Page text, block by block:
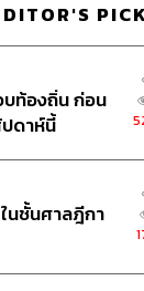
ท้องถิ่น ก่อน
ดาห์นี้
นชั้นศาลฎีกา